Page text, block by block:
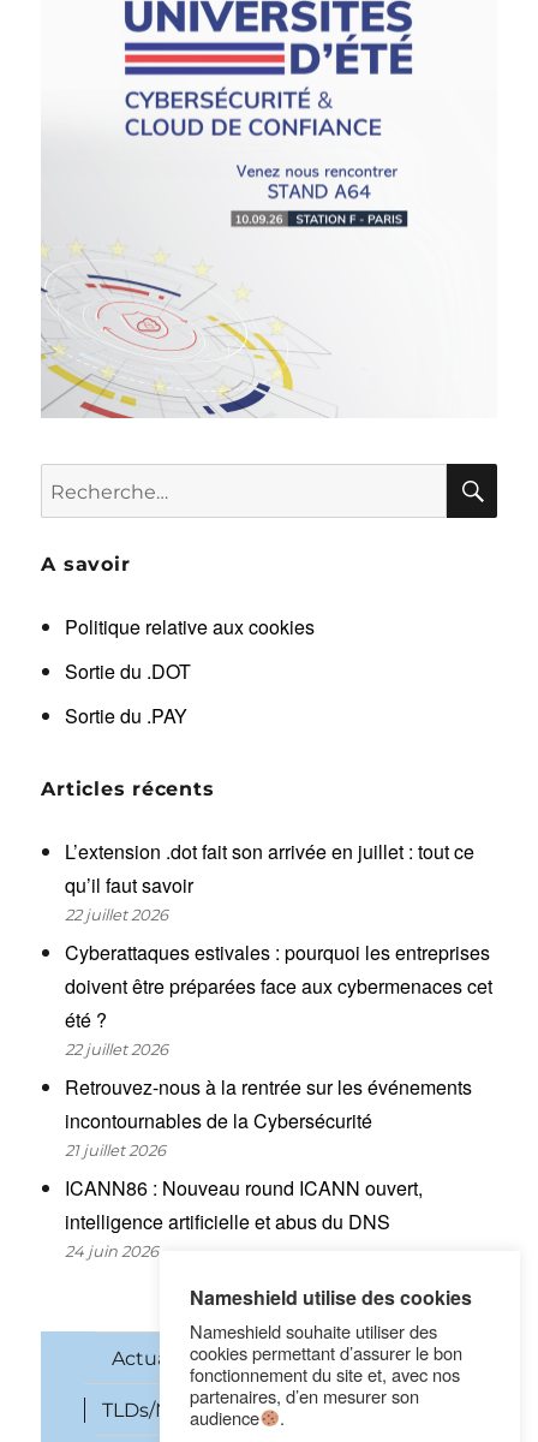
Recherche
pour :
A savoir
Politique relative aux cookies
Sortie du .DOT
Sortie du .PAY
Articles récents
L’extension .dot fait son arrivée en juillet : tout ce
qu’il faut savoir
22 juillet 2026
Cyberattaques estivales : pourquoi les entreprises
doivent être préparées face aux cybermenaces cet
été ?
22 juillet 2026
Retrouvez-nous à la rentrée sur les événements
incontournables de la Cybersécurité
21 juillet 2026
ICANN86 : Nouveau round ICANN ouvert,
intelligence artificielle et abus du DNS
24 juin 2026
Actualités Noms de domaine
TLDs/New gTLDs Cybersécurité
Nameshield utilise des cookies
Nameshield souhaite utiliser des
cookies permettant d’assurer le bon
fonctionnement du site et, avec nos
partenaires, d’en mesurer son
audience
.